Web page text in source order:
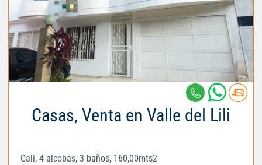
Casas, Venta en Valle del Lili
Cali, 4 alcobas, 3 baños, 160,00mts2